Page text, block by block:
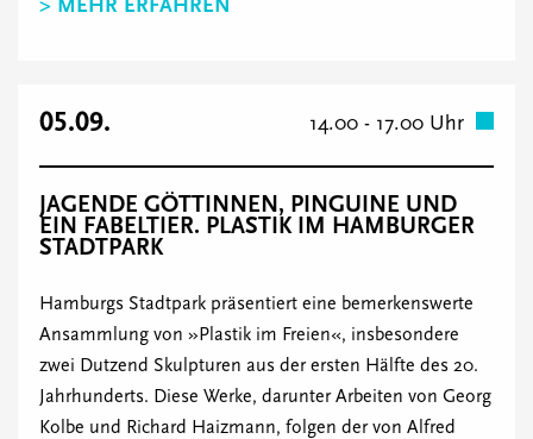
> MEHR ERFAHREN
05.09. 14.00 - 17.00 Uhr
JAGENDE GÖTTINNEN, PINGUINE UND
EIN FABELTIER. PLASTIK IM HAMBURGER
STADTPARK
Hamburgs Stadtpark präsentiert eine bemerkenswerte
Ansammlung von »Plastik im Freien«, insbesondere
zwei Dutzend Skulpturen aus der ersten Hälfte des 20.
Jahrhunderts. Diese Werke, darunter Arbeiten von Georg
Kolbe und Richard Haizmann, folgen der von Alfred